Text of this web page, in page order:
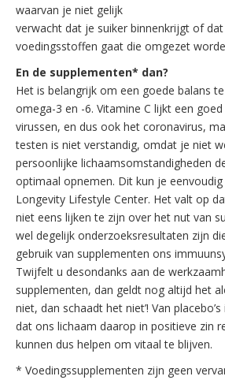
waarvan je niet gelijk
verwacht dat je suiker binnenkrijgt of
voedingsstoffen gaat die omgezet
En de supplementen* dan?
Het is belangrijk om een goede balans
omega-3 en -6. Vitamine C lijkt een
virussen, en dus ook het coronavirus,
testen is niet verstandig, omdat je niet
persoonlijke lichaamsomstandigheden
optimaal opnemen. Dit kun je
Longevity Lifestyle Center. Het valt op
niet eens lijken te zijn over het nut van
wel degelijk onderzoeksresultaten zijn
gebruik van supplementen ons
Twijfelt u desondanks aan de
supplementen, dan geldt nog altijd het
niet, dan schaadt het niet’! Van
dat ons lichaam daarop in positieve zin
kunnen dus helpen om vitaal te blijven.
* Voedingssupplementen zijn geen